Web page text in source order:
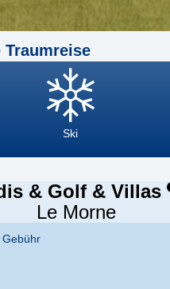
Traumreise
Ski
& Golf & Villas
Le Morne
Gebühr